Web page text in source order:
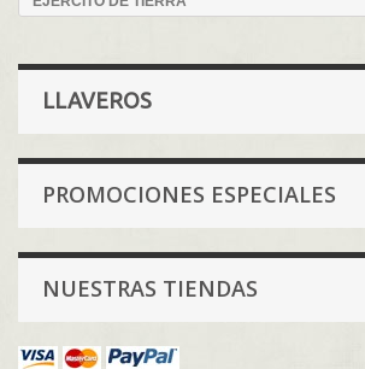
LLAVEROS
PROMOCIONES ESPECIALES
NUESTRAS TIENDAS